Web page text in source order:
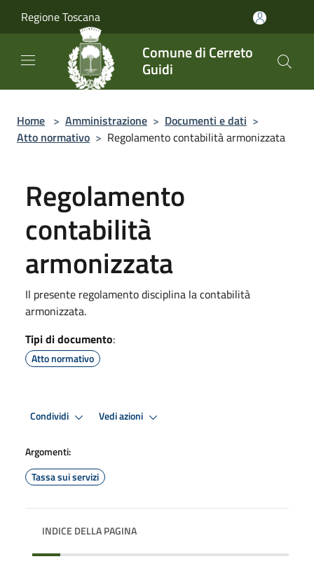
Regione Toscana
Comune di Cerreto
Guidi
Home > Amministrazione > Documenti e dati >
Atto normativo > Regolamento contabilità armonizzata
Regolamento
contabilità
armonizzata
Il presente regolamento disciplina la contabilità
armonizzata.
Tipi di documento:
Atto normativo
Condividi Vedi azioni
Argomenti:
Tassa sui servizi
INDICE DELLA PAGINA